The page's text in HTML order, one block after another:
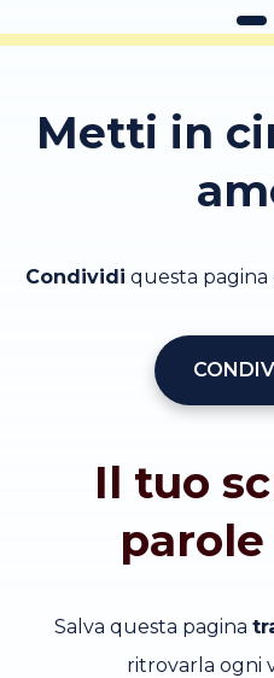
Metti in
Condividi questa pagina
Il tuo
Salva questa pagina
ritrovarla ogni